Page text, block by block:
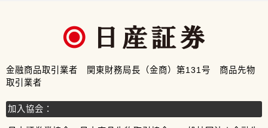
金融商品取引業者 関東財務局長（金商）第131号 商品先物
取引業者
加入協会：